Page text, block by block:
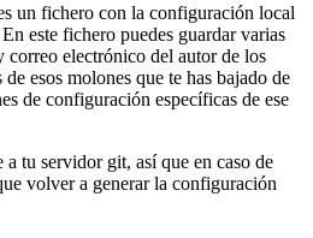
un fichero con la configuración local
este fichero puedes guardar varias
correo electrónico del autor de los
esos molones que te has bajado de
de configuración específicas de ese
a tu servidor git, así que en caso de
volver a generar la configuración